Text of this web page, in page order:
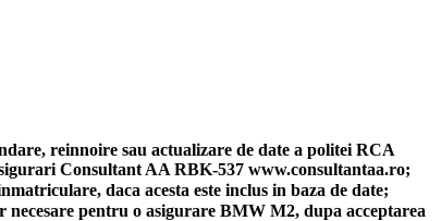
reinnoire sau actualizare de date a politei RCA
Consultant AA RBK-537 www.consultantaa.ro;
daca acesta este inclus in baza de date;
pentru o asigurare BMW M2, dupa acceptarea